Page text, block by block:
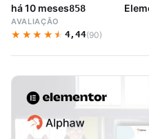
há 10 meses858
AVALIAÇÃO
★★★★★
★★★★★ 4,44(90)